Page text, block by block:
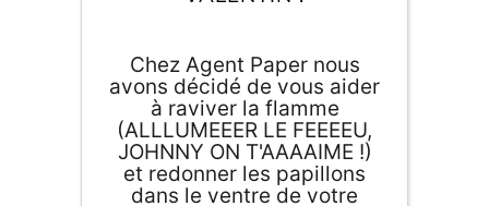
Chez Agent Paper nous
avons décidé de vous aider
à raviver la flamme
(ALLLUMEEER LE FEEEEU,
JOHNNY ON T'AAAAIME !)
et redonner les papillons
dans le ventre de votre